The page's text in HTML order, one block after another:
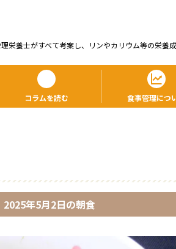
栄養⼠がすべて考案し、リンやカリウム等の栄養成
コラムを読む 食事管理につ
2025年5月2日の朝食